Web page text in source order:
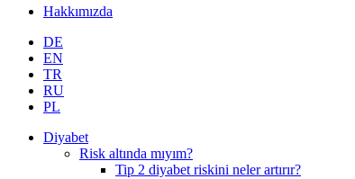
Hakkımızda
DE
EN
TR
RU
PL
Diyabet
Risk altında mıyım?
Tip 2 diyabet riskini neler artırır?